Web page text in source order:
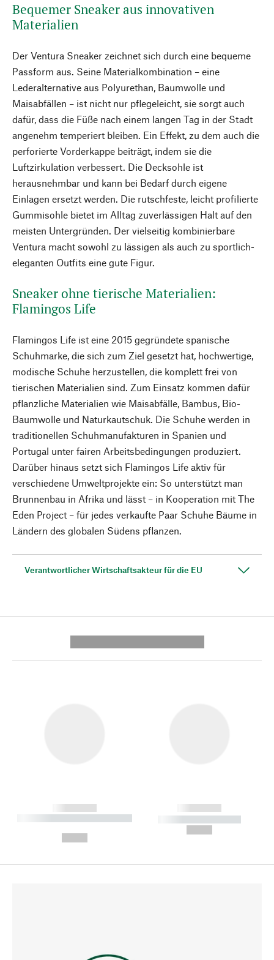
Bequemer Sneaker aus innovativen
Materialien
Der Ventura Sneaker zeichnet sich durch eine bequeme
Passform aus. Seine Materialkombination – eine
Lederalternative aus Polyurethan, Baumwolle und
Maisabfällen – ist nicht nur pflegeleicht, sie sorgt auch
dafür, dass die Füße nach einem langen Tag in der Stadt
angenehm temperiert bleiben. Ein Effekt, zu dem auch die
perforierte Vorderkappe beiträgt, indem sie die
Luftzirkulation verbessert. Die Decksohle ist
herausnehmbar und kann bei Bedarf durch eigene
Einlagen ersetzt werden. Die rutschfeste, leicht profilierte
Gummisohle bietet im Alltag zuverlässigen Halt auf den
meisten Untergründen. Der vielseitig kombinierbare
Ventura macht sowohl zu lässigen als auch zu sportlich-
eleganten Outfits eine gute Figur.
Sneaker ohne tierische Materialien:
Flamingos Life
Flamingos Life ist eine 2015 gegründete spanische
Schuhmarke, die sich zum Ziel gesetzt hat, hochwertige,
modische Schuhe herzustellen, die komplett frei von
tierischen Materialien sind. Zum Einsatz kommen dafür
pflanzliche Materialien wie Maisabfälle, Bambus, Bio-
Baumwolle und Naturkautschuk. Die Schuhe werden in
traditionellen Schuhmanufakturen in Spanien und
Portugal unter fairen Arbeitsbedingungen produziert.
Darüber hinaus setzt sich Flamingos Life aktiv für
verschiedene Umweltprojekte ein: So unterstützt man
Brunnenbau in Afrika und lässt – in Kooperation mit The
Eden Project – für jedes verkaufte Paar Schuhe Bäume in
Ländern des globalen Südens pflanzen.
Verantwortlicher Wirtschaftsakteur für die EU
------------
----------- ----------- --------
------------
----------- -----------